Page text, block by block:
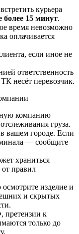
курьера
более 15 минут.
время невозможно
оплачивается
если иное не
ответственность
несёт перевозчик.
компанию
груза.
вашем городе. Если
— сообщите
храниться
от правил
изделие и
и скрытых
претензии к
только до